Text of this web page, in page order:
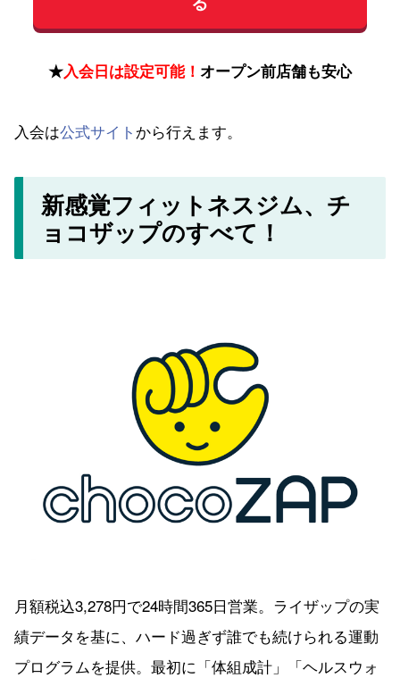
★入会日は設定可能！ オープン前店舗も安心
入会は公式サイト から行えます。
新感覚フィットネスジム、チ
ョコザップのすべて！
月額税込3,278円で24時間365日営業。ライザップの実
績データを基に、ハード過ぎず誰でも続けられる運動
プログラムを提供。最初に「体組成計」「ヘルスウォ